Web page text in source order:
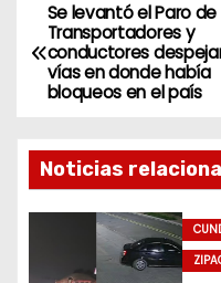
N
a
e
g
Se levantó el Paro de
Transportadores y
conductores
vías en donde había
bloqueos en el país
Noticias